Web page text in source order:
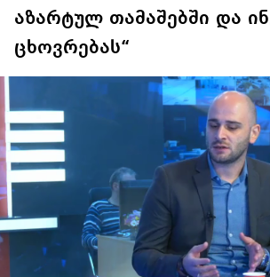
აზარტულ თამაშებში და
ცხოვრებას“